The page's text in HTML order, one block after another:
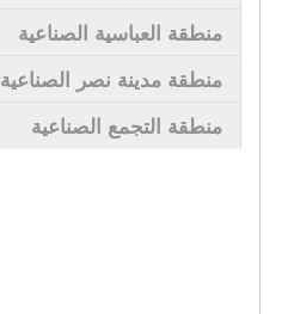
منطقة العباسية الصناعية
منطقة مدينة نصر الصناعية
منطقة التجمع الصناعية